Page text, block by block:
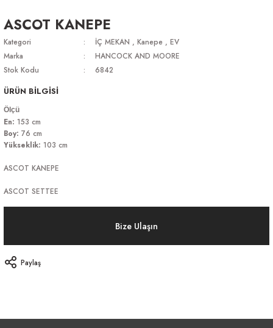
ASCOT KANEPE
Kategori İÇ MEKAN , Kanepe , EV
Marka
HANCOCK AND MOORE
Stok Kodu
6842
ÜRÜN BİLGİSİ
Ölçü
En: 153 cm
Boy: 76 cm
Yükseklik: 103 cm
ASCOT KANEPE
ASCOT SETTEE
Bize Ulaşın
Paylaş